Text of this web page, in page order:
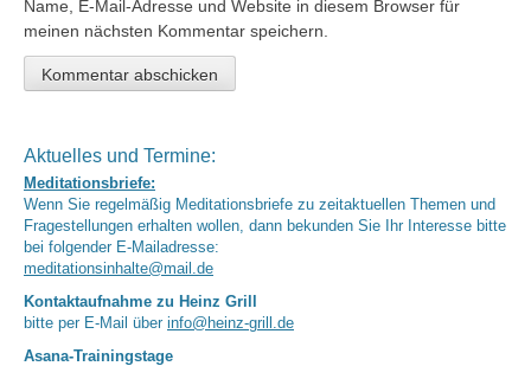
Name, E-Mail-Adresse und Website in diesem Browser für
meinen nächsten Kommentar speichern.
Aktuelles und Termine:
Meditationsbriefe:
Wenn Sie regelmäßig Meditationsbriefe zu zeitaktuellen Themen und
Fragestellungen erhalten wollen, dann bekunden Sie Ihr Interesse bitte
bei folgender E-Mailadresse:
meditationsinhalte@mail.de
Kontaktaufnahme zu Heinz Grill
bitte per E-Mail über info@heinz-grill.de
Asana-Trainingstage